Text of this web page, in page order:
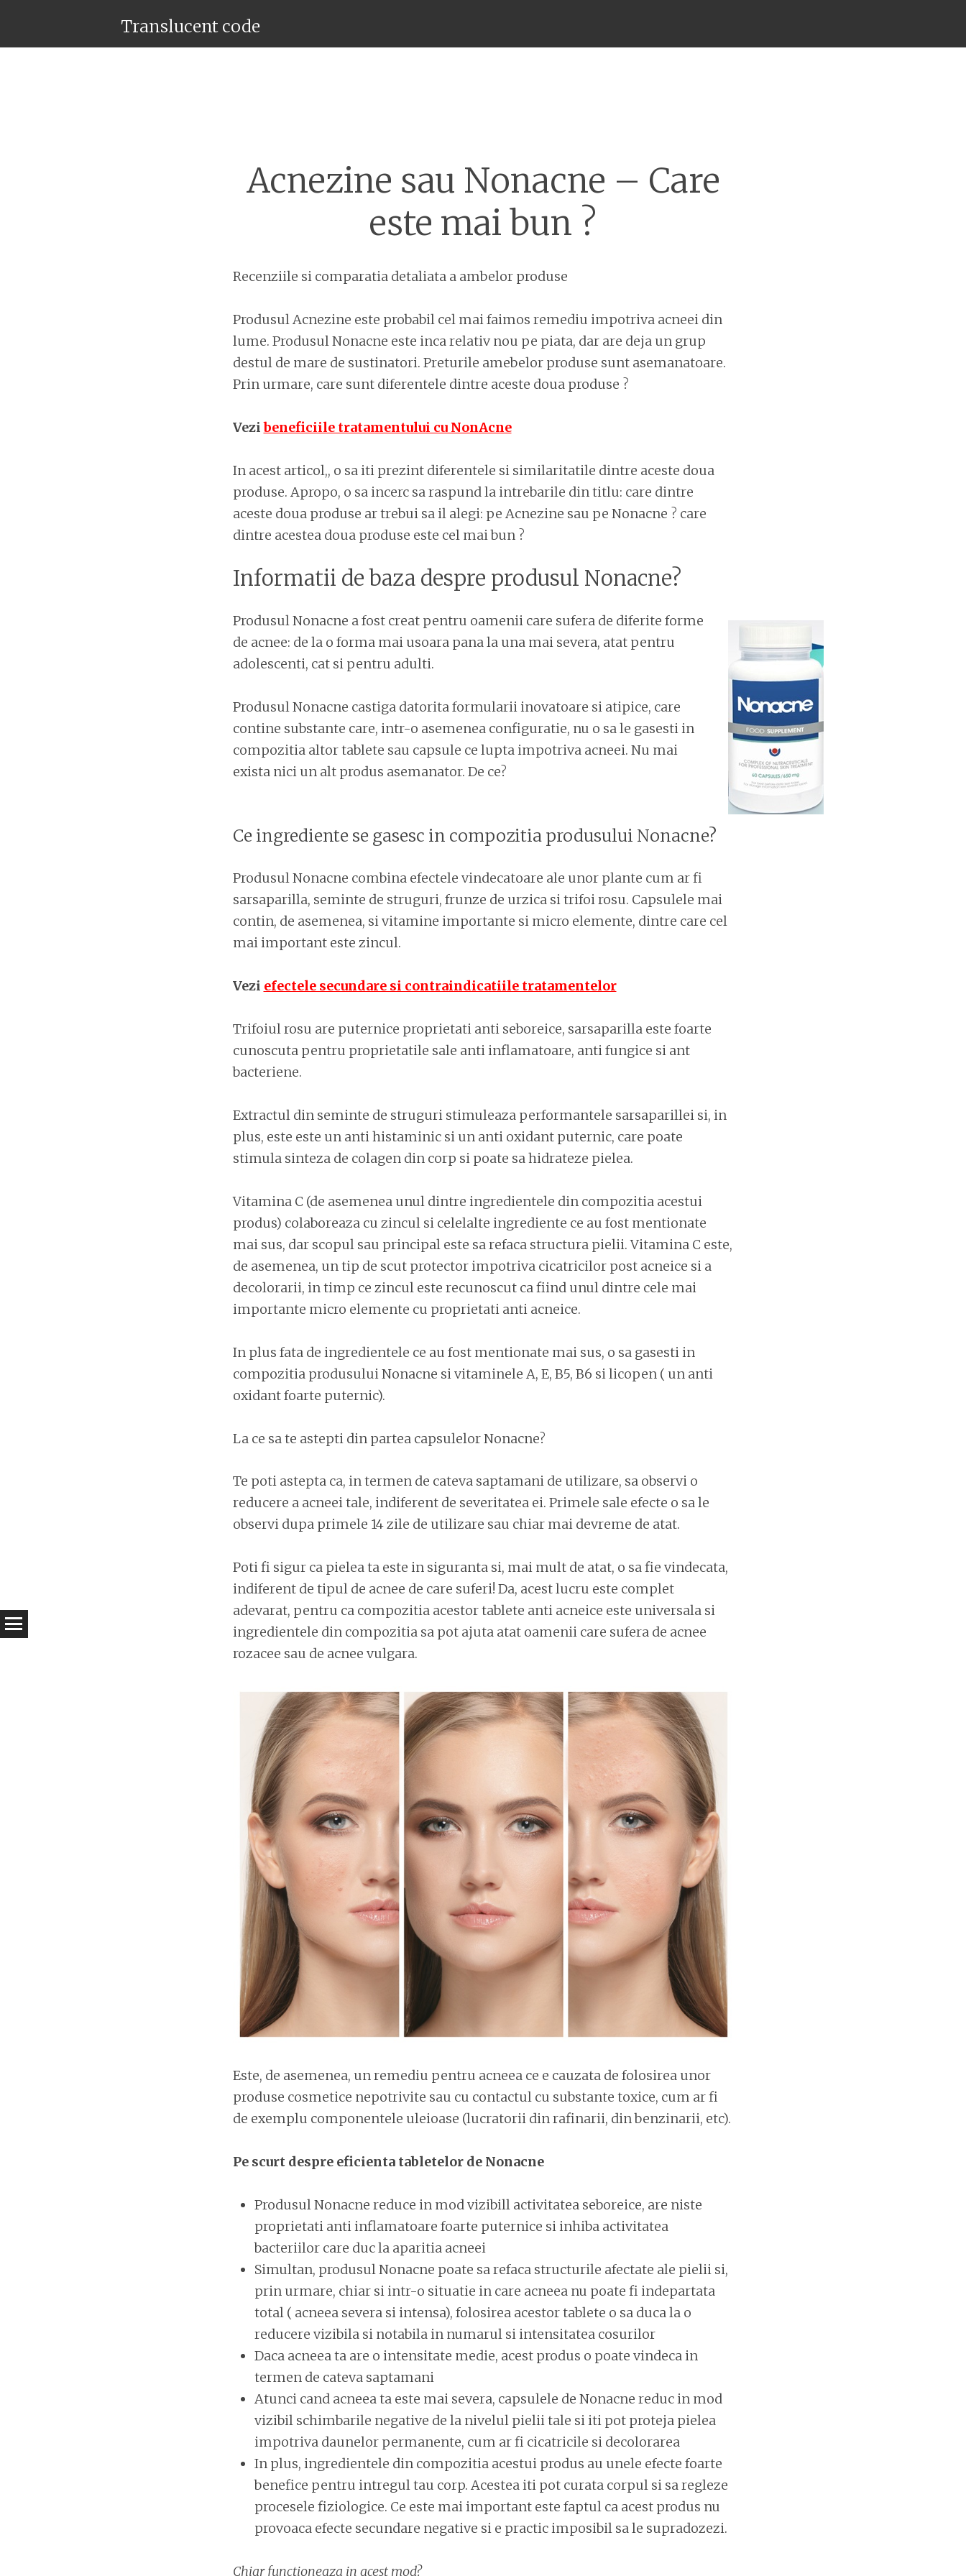
Translucent code
Acnezine sau Nonacne – Care
este mai bun ?
Recenziile si comparatia detaliata a ambelor produse
Produsul Acnezine este probabil cel mai faimos remediu impotriva acneei din
lume. Produsul Nonacne este inca relativ nou pe piata, dar are deja un grup
destul de mare de sustinatori. Preturile amebelor produse sunt asemanatoare.
Prin urmare, care sunt diferentele dintre aceste doua produse ?
Vezibeneficiile tratamentului cu NonAcne
In acest articol,, o sa iti prezint diferentele si similaritatile dintre aceste doua
produse. Apropo, o sa incerc sa raspund la intrebarile din titlu: care dintre
aceste doua produse ar trebui sa il alegi: pe Acnezine sau pe Nonacne ? care
dintre acestea doua produse este cel mai bun ?
Informatii de baza despre produsul Nonacne?
Produsul Nonacne a fost creat pentru oamenii care sufera de diferite forme
de acnee: de la o forma mai usoara pana la una mai severa, atat pentru
adolescenti, cat si pentru adulti.
Produsul Nonacne castiga datorita formularii inovatoare si atipice, care
contine substante care, intr-o asemenea configuratie, nu o sa le gasesti in
compozitia altor tablete sau capsule ce lupta impotriva acneei. Nu mai
exista nici un alt produs asemanator. De ce?
Ce ingrediente se gasesc in compozitia produsului Nonacne?
Produsul Nonacne combina efectele vindecatoare ale unor plante cum ar fi
sarsaparilla, seminte de struguri, frunze de urzica si trifoi rosu. Capsulele mai
contin, de asemenea, si vitamine importante si micro elemente, dintre care cel
mai important este zincul.
Vezi efectele secundare si contraindicatiile tratamentelor
Trifoiul rosu are puternice proprietati anti seboreice, sarsaparilla este foarte
cunoscuta pentru proprietatile sale anti inflamatoare, anti fungice si ant
bacteriene.
Extractul din seminte de struguri stimuleaza performantele sarsaparillei si, in
plus, este este un anti histaminic si un anti oxidant puternic, care poate
stimula sinteza de colagen din corp si poate sa hidrateze pielea.
Vitamina C (de asemenea unul dintre ingredientele din compozitia acestui
produs) colaboreaza cu zincul si celelalte ingrediente ce au fost mentionate
mai sus, dar scopul sau principal este sa refaca structura pielii. Vitamina C este,
de asemenea, un tip de scut protector impotriva cicatricilor post acneice si a
decolorarii, in timp ce zincul este recunoscut ca fiind unul dintre cele mai
importante micro elemente cu proprietati anti acneice.
In plus fata de ingredientele ce au fost mentionate mai sus, o sa gasesti in
compozitia produsului Nonacne si vitaminele A, E, B5, B6 si licopen ( un anti
oxidant foarte puternic).
La ce sa te astepti din partea capsulelor Nonacne?
Te poti astepta ca, in termen de cateva saptamani de utilizare, sa observi o
reducere a acneei tale, indiferent de severitatea ei. Primele sale efecte o sa le
observi dupa primele 14 zile de utilizare sau chiar mai devreme de atat.
Poti fi sigur ca pielea ta este in siguranta si, mai mult de atat, o sa fie vindecata,
indiferent de tipul de acnee de care suferi! Da, acest lucru este complet
adevarat, pentru ca compozitia acestor tablete anti acneice este universala si
ingredientele din compozitia sa pot ajuta atat oamenii care sufera de acnee
rozacee sau de acnee vulgara.
Este, de asemenea, un remediu pentru acneea ce e cauzata de folosirea unor
produse cosmetice nepotrivite sau cu contactul cu substante toxice, cum ar fi
de exemplu componentele uleioase (lucratorii din rafinarii, din benzinarii, etc).
Pe scurt despre eficienta tabletelor de Nonacne
Produsul Nonacne reduce in mod vizibill activitatea seboreice, are niste
proprietati anti inflamatoare foarte puternice si inhiba activitatea
bacteriilor care duc la aparitia acneei
Simultan, produsul Nonacne poate sa refaca structurile afectate ale pielii si,
prin urmare, chiar si intr-o situatie in care acneea nu poate fi indepartata
total ( acneea severa si intensa), folosirea acestor tablete o sa duca la o
reducere vizibila si notabila in numarul si intensitatea cosurilor
Daca acneea ta are o intensitate medie, acest produs o poate vindeca in
termen de cateva saptamani
Atunci cand acneea ta este mai severa, capsulele de Nonacne reduc in mod
vizibil schimbarile negative de la nivelul pielii tale si iti pot proteja pielea
impotriva daunelor permanente, cum ar fi cicatricile si decolorarea
In plus, ingredientele din compozitia acestui produs au unele efecte foarte
benefice pentru intregul tau corp. Acestea iti pot curata corpul si sa regleze
procesele fiziologice. Ce este mai important este faptul ca acest produs nu
provoaca efecte secundare negative si e practic imposibil sa le supradozezi.
Chiar functioneaza in acest mod?